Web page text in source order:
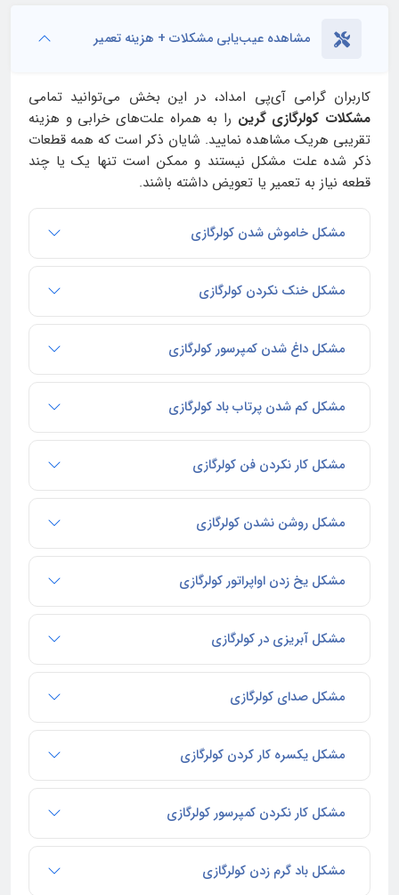
مشاهده عیب‌یابی مشکلات + هزینه تعمیر
کاربران گرامی آی‌پی امداد، در این بخش می‌توانید تمامی
مشکلات کولرگازی گرین را به همراه علت‌های خرابی و هزینه
تقریبی هریک مشاهده نمایید. شایان ذکر است که همه قطعات
ذکر شده علت مشکل نیستند و ممکن است تنها یک یا چند
قطعه نیاز به تعمیر یا تعویض داشته باشند.
مشکل خاموش شدن کولرگازی
مشکل خنک نکردن کولرگازی
مشکل داغ شدن کمپرسور کولرگازی
مشکل کم شدن پرتاب باد کولرگازی
مشکل کار نکردن فن کولرگازی
مشکل روشن نشدن کولرگازی
مشکل یخ زدن اواپراتور کولرگازی
مشکل آبریزی در کولرگازی
مشکل صدای کولرگازی
مشکل یکسره کار کردن کولرگازی
مشکل کار نکردن کمپرسور کولرگازی
مشکل باد گرم زدن کولرگازی